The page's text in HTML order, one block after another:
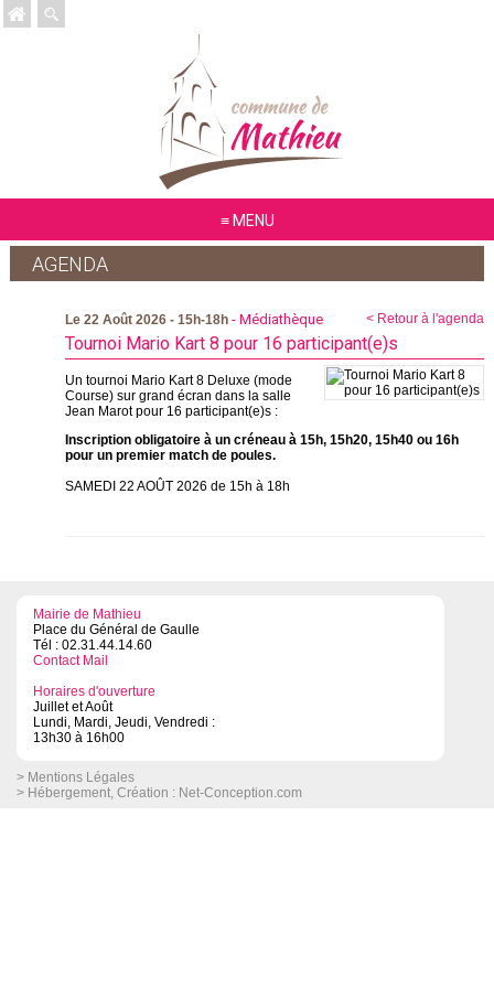
MENU
AGENDA
< Retour à l'agenda
Le 22 Août 2026 - 15h-18h- Médiathèque
Tournoi Mario Kart 8 pour 16 participant(e)s
Un tournoi Mario Kart 8 Deluxe (mode
Course) sur grand écran dans la salle
Jean Marot pour 16 participant(e)s :
Inscription obligatoire à un créneau à 15h, 15h20, 15h40 ou 16h
pour un premier match de poules.
SAMEDI 22 AOÛT 2026 de 15h à 18h
Mairie de Mathieu
Place du Général de Gaulle
Tél : 02.31.44.14.60
Contact Mail
Horaires d'ouverture
Juillet et Août
Lundi, Mardi, Jeudi, Vendredi :
13h30 à 16h00
> Mentions Légales
> Hébergement, Création : Net-Conception.com